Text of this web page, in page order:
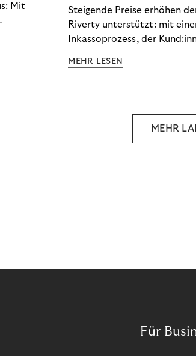
Mit
Steigende Preise erhöhen
Riverty unterstützt: mit
Inkassoprozess, der
Finanzbildung ermöglicht.
MEHR LESEN
MEHR
Für